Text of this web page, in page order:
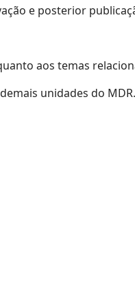
e posterior
aos temas
unidades do MDR.